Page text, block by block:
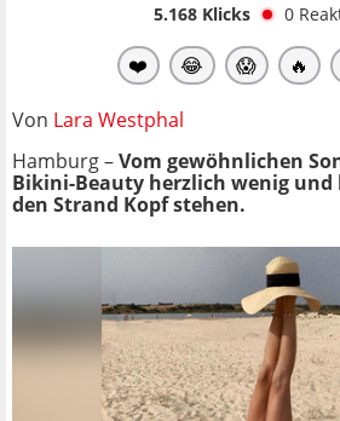
5.168Klicks 0
❤️ 😂 😱 🔥
Von Lara Westphal
Hamburg –Vom gewöhnlichen
Bikini-Beauty herzlich wenig
den Strand Kopf stehen.